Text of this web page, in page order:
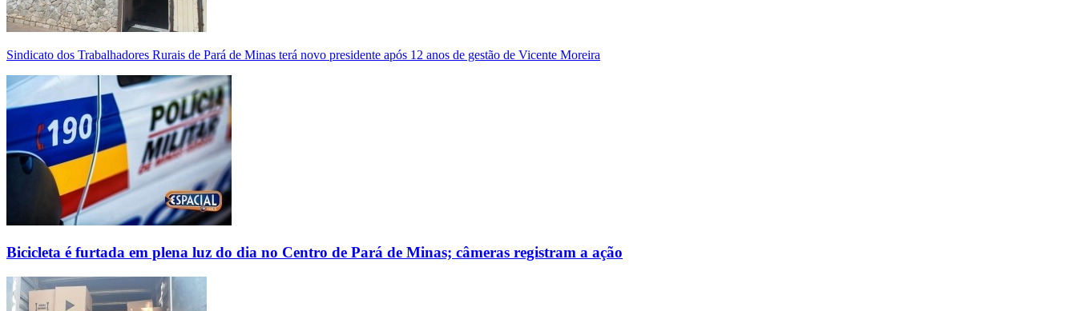
Sindicato dos Trabalhadores Rurais de Pará de Minas terá novo presidente após 12 anos de gestão de Vicente Moreira
Bicicleta é furtada em plena luz do dia no Centro de Pará de Minas; câmeras registram a ação